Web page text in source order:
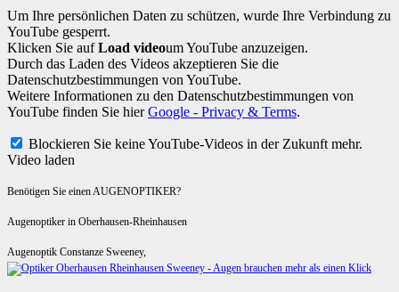
Um Ihre persönlichen Daten zu schützen, wurde Ihre Verbindung zu
YouTube gesperrt.
Klicken Sie aufLoad videoum YouTube anzuzeigen.
Durch das Laden des Videos akzeptieren Sie die
Datenschutzbestimmungen von YouTube.
Weitere Informationen zu den Datenschutzbestimmungen von
YouTube finden Sie hierGoogle - Privacy & Terms.
Blockieren Sie keine YouTube-Videos in der Zukunft mehr.
Video laden
Benötigen Sie einen AUGENOPTIKER?
Augenoptiker in Oberhausen-Rheinhausen
Augenoptik Constanze Sweeney,